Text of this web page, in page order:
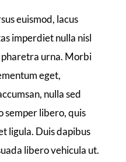
euismod, lacus
imperdiet nulla nisl
pharetra urna. Morbi
eget,
nulla sed
semper libero, quis
ligula. Duis dapibus
libero vehicula ut.